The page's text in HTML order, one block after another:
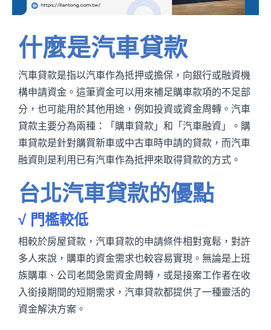
什麼是汽車貸款
汽車貸款是指以汽車作為抵押或擔保，向銀行或融資機
構申請資金。這筆資金可以用來補足購車款項的不足部
分，也可能用於其他用途，例如投資或資金周轉。汽車
貸款主要分為兩種：「購車貸款」和「汽車融資」。購
車貸款是針對購買新車或中古車時申請的貸款，而汽車
融資則是利用已有汽車作為抵押來取得貸款的方式。
台北汽車貸款的優點
√ 門檻較低
相較於房屋貸款，汽車貸款的申請條件相對寬鬆，對許
多人來說，購車的資金需求也較容易實現。無論是上班
族購車、公司老闆急需資金周轉，或是接案工作者在收
入銜接期間的短期需求，汽車貸款都提供了一種靈活的
資金解決方案。